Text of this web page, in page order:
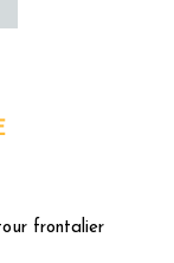
frontalier